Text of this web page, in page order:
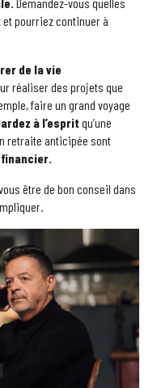
pourriez continuer à
de la vie
réaliser des projets que
faire un grand voyage
à l’esprit qu’une
retraite anticipée sont
être de bon conseil dans